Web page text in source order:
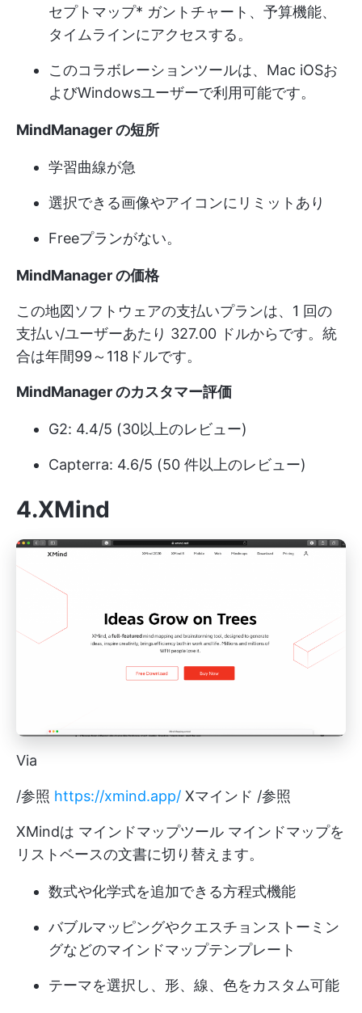
セプトマップ* ガントチャート、予算機能、
タイムラインにアクセスする。
このコラボレーションツールは、Mac iOSお
よびWindowsユーザーで利用可能です。
MindManager の短所
学習曲線が急
選択できる画像やアイコンにリミットあり
Freeプランがない。
MindManager の価格
この地図ソフトウェアの支払いプランは、1 回の
支払い/ユーザーあたり 327.00 ドルからです。統
合は年間99～118ドルです。
MindManager のカスタマー評価
G2: 4.4/5 (30以上のレビュー)
Capterra: 4.6/5 (50 件以上のレビュー)
4.XMind
Via
/参照 https://xmind.app/ Xマインド /参照
XMindは マインドマップツール マインドマップを
リストベースの文書に切り替えます。
数式や化学式を追加できる方程式機能
バブルマッピングやクエスチョンストーミン
グなどのマインドマップテンプレート
テーマを選択し、形、線、色をカスタム可能